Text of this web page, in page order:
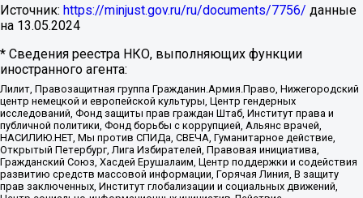
Источник: https://minjust.gov.ru/ru/documents/7756/ данные
на 13.05.2024
* Сведения реестра НКО, выполняющих функции
иностранного агента:
Лилит, Правозащитная группа Гражданин.Армия.Право, Нижегородский
центр немецкой и европейской культуры, Центр гендерных
исследований, Фонд защиты прав граждан Штаб, Институт права и
публичной политики, Фонд борьбы с коррупцией, Альянс врачей,
НАСИЛИЮ.НЕТ, Мы против СПИДа, СВЕЧА, Гуманитарное действие,
Открытый Петербург, Лига Избирателей, Правовая инициатива,
Гражданский Союз, Хасдей Ерушалаим, Центр поддержки и содействия
развитию средств массовой информации, Горячая Линия, В защиту
прав заключенных, Институт глобализации и социальных движений,